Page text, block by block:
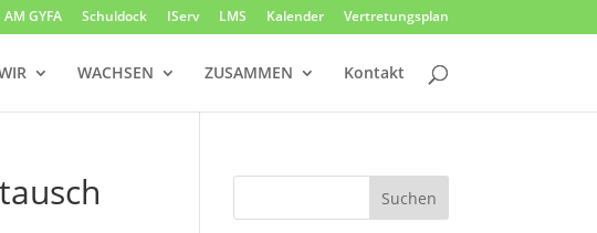
AM GYFA Schuldock IServ LMS Kalender Vertretungsplan
WACHSEN ZUSAMMEN Kontakt